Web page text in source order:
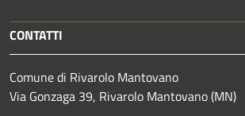
CONTATTI
Comune di Rivarolo Mantovano
Via Gonzaga 39, Rivarolo Mantovano (MN)